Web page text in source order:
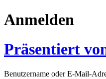
Anmelden
Präsentiert
Benutzername oder E-Mail-